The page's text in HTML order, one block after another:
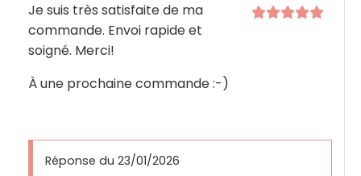
Je suis très satisfaite de ma
commande. Envoi rapide et
soigné. Merci!
À une prochaine commande :-)
Réponse du 23/01/2026